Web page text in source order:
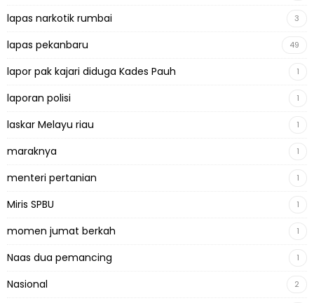
lapas narkotik rumbai 3
lapas pekanbaru 49
lapor pak kajari diduga Kades Pauh 1
laporan polisi 1
laskar Melayu riau 1
maraknya 1
menteri pertanian 1
Miris SPBU 1
momen jumat berkah 1
Naas dua pemancing 1
Nasional 2